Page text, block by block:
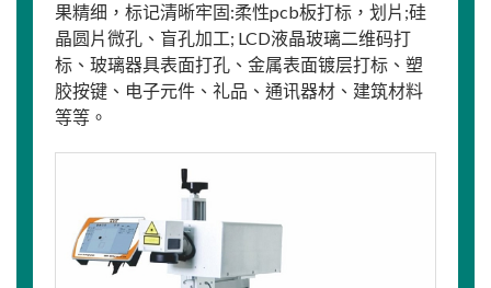
果精细，标记清晰牢固:柔性pcb板打标，划片;硅
晶圆片微孔、盲孔加工; LCD液晶玻璃二维码打
标、玻璃器具表面打孔、金属表面镀层打标、塑
胶按键、电子元件、礼品、通讯器材、建筑材料
等等。